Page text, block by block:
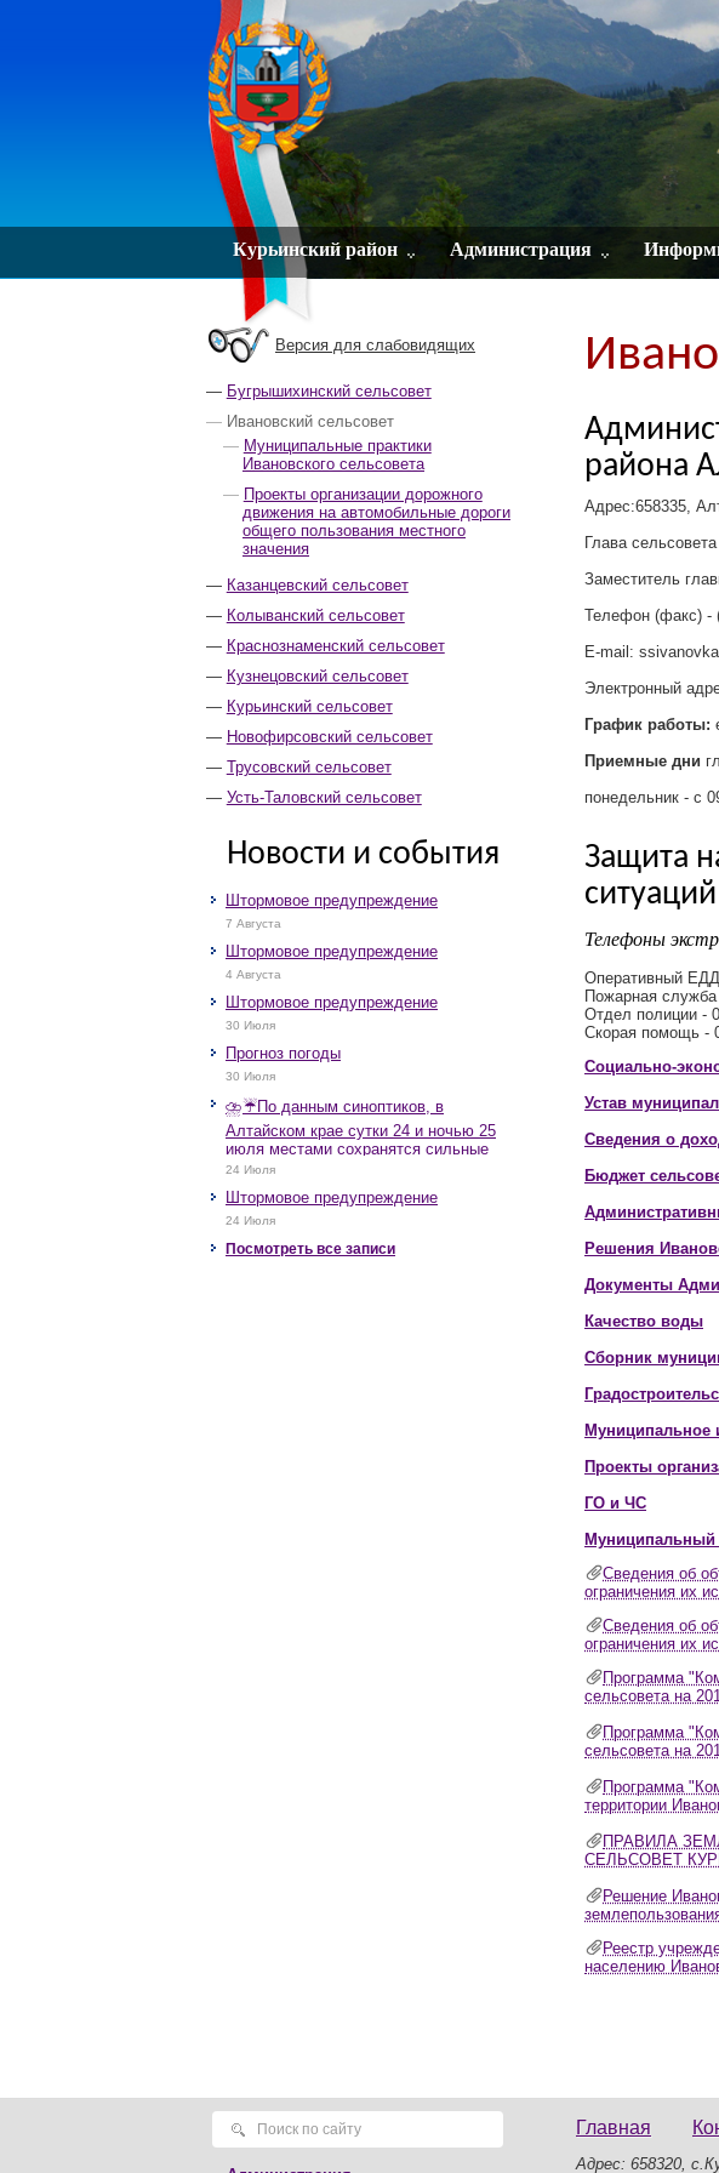
Курьинский район Администрация
Версия для слабовидящих
Бугрышихинский сельсовет
Ивановский сельсовет
Муниципальные практики
Ивановского сельсовета
Проекты организации дорожного
движения на автомобильные дороги
общего пользования местного
значения
Казанцевский сельсовет
Колыванский сельсовет
Краснознаменский сельсовет
Кузнецовский сельсовет
Курьинский сельсовет
Новофирсовский сельсовет
Трусовский сельсовет
Усть-Таловский сельсовет
Новости и события
Штормовое предупреждение
7 Августа
Штормовое предупреждение
4 Августа
Штормовое предупреждение
30 Июля
Прогноз погоды
30 Июля
⛈️☔️По данным синоптиков, в
Алтайском крае сутки 24 и ночью 25
июля местами сохранятся сильные
дожди, грозы, при грозах очень
крупный град, шквалистое усиление
ветра до 17-22 м/с, местами порывы
25 м/с и более.
24 Июля
Штормовое предупреждение
24 Июля
Посмотреть все записи
района
Адрес:658335,
Глава
Заместитель
Телефон (факс) -
E-mail:
Электронный
График работы:
Приемные дни
понедельник - с
Защита
ситуаций
Телефоны
Оперативный
Пожарная
Отдел полиции -
Скорая помощь -
Социально-
Устав
Сведения о
Бюджет
Решения
Документы
Качество воды
Сборник
Муниципальное
Проекты
ГО и ЧС
Муниципальный
Сведения об
ограничения их
Сведения об
ограничения их
Программа
сельсовета на
Программа
сельсовета на
Программа
территории
ПРАВИЛА
СЕЛЬСОВЕТ
Решение
Реестр
населению
Главная
Адрес: 658320,